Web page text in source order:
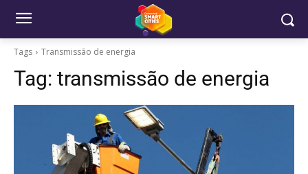
Tags Transmissão de energia
Tag: transmissão de energia